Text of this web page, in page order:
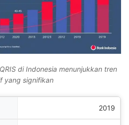
di Indonesia menunjukkan tren
yang signifikan
2019